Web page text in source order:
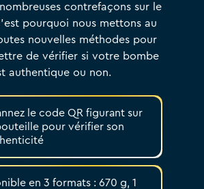
contrefaçons sur le
pourquoi nous mettons au
nouvelles méthodes pour
de vérifier si votre bombe
authentique ou non.
le code QR figurant sur
pour vérifier son
en 3 formats : 670 g, 1